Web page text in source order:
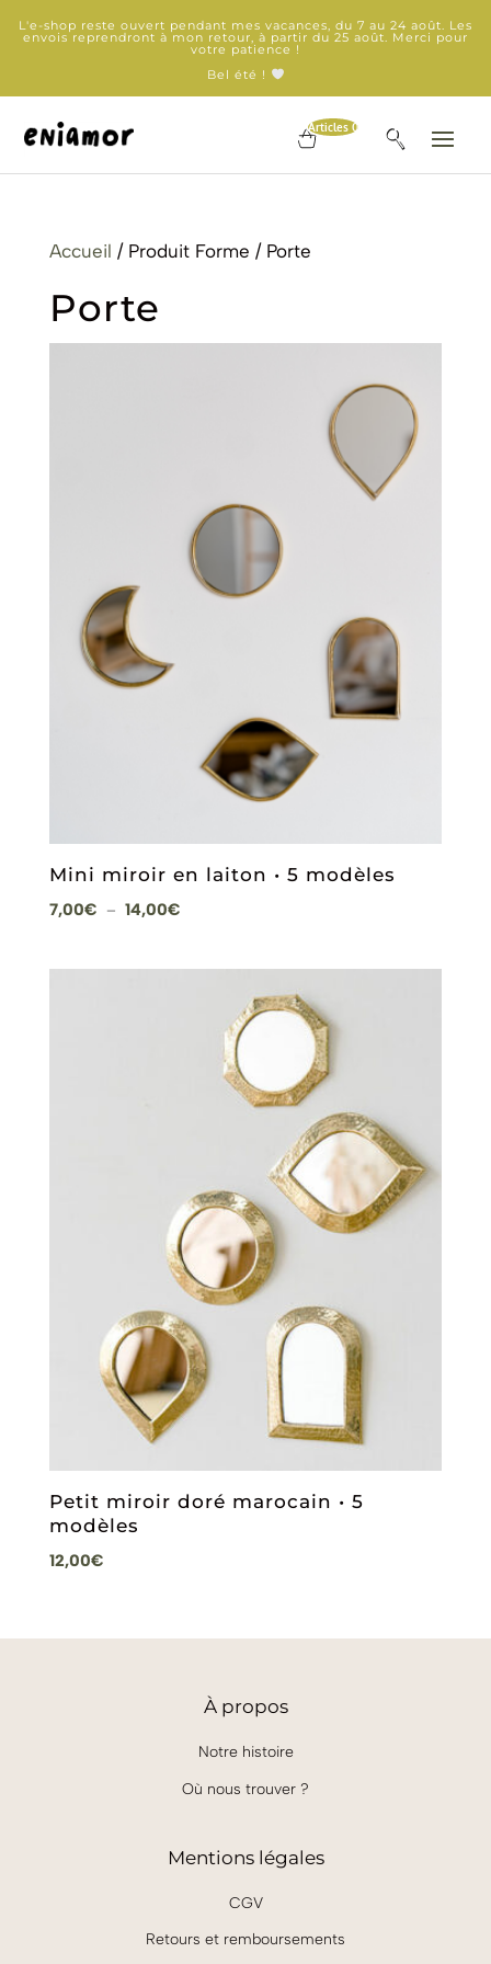
L'e-shop reste ouvert pendant mes vacances, du 7 au 24 août. Les
envois reprendront à mon retour, à partir du 25 août. Merci pour
votre patience !
Bel été !
Articles 0
Accueil / Produit Forme / Porte
Porte
Mini miroir en laiton • 5 modèles
7,00€ – 14,00€Plage
14,00€
Petit miroir doré marocain • 5
modèles
12,00€
Àpropos
Notre histoire
Où nous trouver ?
Mentions légales
CGV
Retours et remboursements